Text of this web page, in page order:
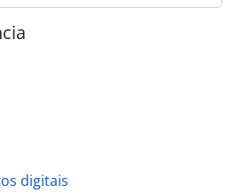
digitais